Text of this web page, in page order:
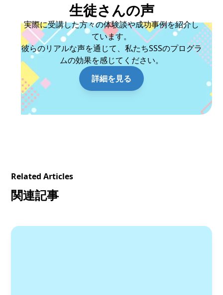
生徒さんの声
実際に受講した方々の体験談や成功事例を紹介し
ています。
彼らのリアルな声を通じて、私たちSSSのプログラ
ムの効果を感じてください。
詳細を見る
Related Articles
関連記事